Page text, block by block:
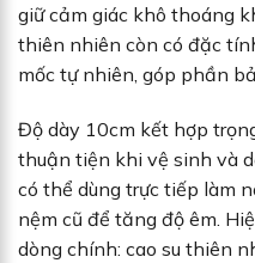
giữ cảm giác khô thoáng
thiên nhiên còn có đặc
mốc tự nhiên, góp phần
Độ dày 10cm kết hợp
thuận tiện khi vệ sinh và
có thể dùng trực tiếp làm
nệm cũ để tăng độ êm.
dòng chính: cao su thiên